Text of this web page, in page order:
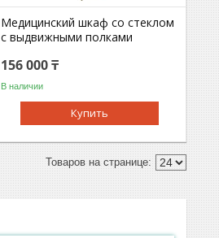
Медицинский шкаф со стеклом
с выдвижными полками
156 000 ₸
В наличии
Купить